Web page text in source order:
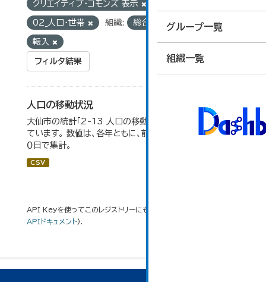
グループ一覧
組織一覧
クリエイティブ・コモンズ 表示
02_人口・世帯 組織: 総合政策課 タグ:
転入
フィルタ結果
人口の移動状況
大仙市の統計「2-13 人口の移動状況」のデータを参照し
ています。 数値は、各年ともに、前年１０月１日～当年９月３
０日で集計。
CSV
API Keyを使ってこのレジストリーにもアクセス可能です
APIドキュメント).